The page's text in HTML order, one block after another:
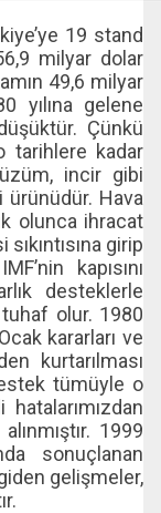
19 stand
milyar dolar
49,6 milyar
yılına gelene
Çünkü
tarihlere kadar
incir gibi
ürünüdür. Hava
olunca ihracat
girip
kapısını
desteklerle
tuhaf olur. 1980
kararları ve
kurtarılması
tümüyle o
1999
sonuçlanan
gelişmeler,